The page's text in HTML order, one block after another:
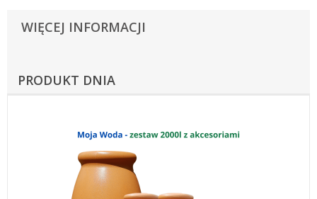
WIĘCEJ INFORMACJI
PRODUKT DNIA